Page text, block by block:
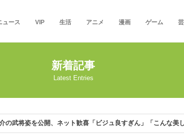
ュース VIP 生活 アニメ 漫画 ゲーム
新着記事
Latest Entries
の武将姿を公開、ネット歓喜「ビジュ良すぎん」「こんな美